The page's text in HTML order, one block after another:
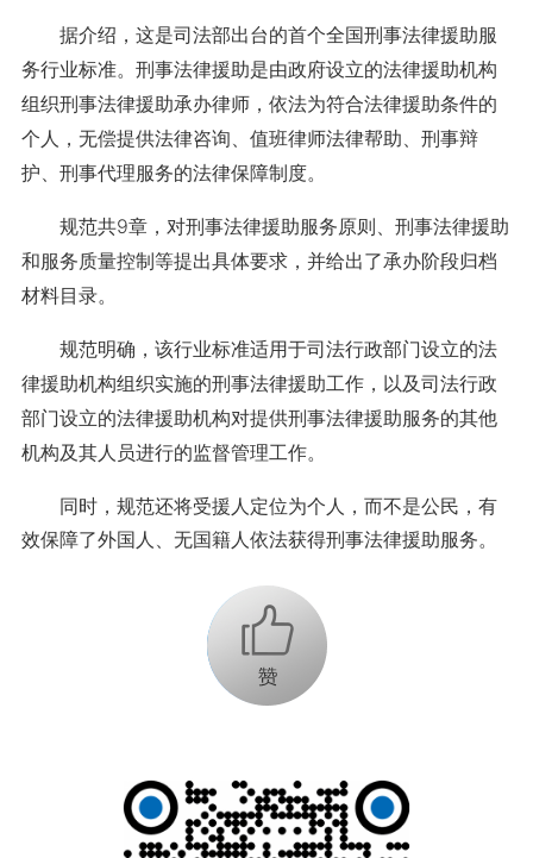
据介绍，这是司法部出台的首个全国刑事法律援助服
务行业标准。刑事法律援助是由政府设立的法律援助机构
组织刑事法律援助承办律师，依法为符合法律援助条件的
个人，无偿提供法律咨询、值班律师法律帮助、刑事辩
护、刑事代理服务的法律保障制度。
规范共9章，对刑事法律援助服务原则、刑事法律援助
和服务质量控制等提出具体要求，并给出了承办阶段归档
材料目录。
规范明确，该行业标准适用于司法行政部门设立的法
律援助机构组织实施的刑事法律援助工作，以及司法行政
部门设立的法律援助机构对提供刑事法律援助服务的其他
机构及其人员进行的监督管理工作。
同时，规范还将受援人定位为个人，而不是公民，有
效保障了外国人、无国籍人依法获得刑事法律援助服务。
+1